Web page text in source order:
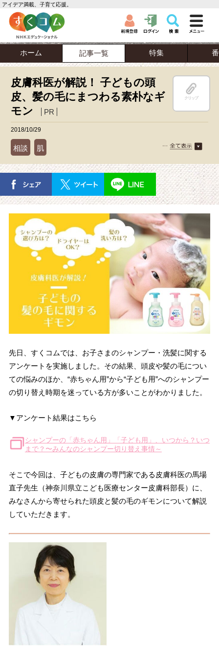
アイデア満載、子育て応援。
ホーム 記事一覧 特集
皮膚科医が解説！ 子どもの頭
皮、髪の毛にまつわる素朴なギ
モン
PR
クリップ
2018/10/29
相談 肌
先日、すくコムでは、お子さまのシャンプー・洗髪に関する
アンケートを実施しました。その結果、頭皮や髪の毛につい
ての悩みのほか、“赤ちゃん用”から“子ども用”へのシャンプー
の切り替え時期を迷っている方が多いことがわかりました。
▼アンケート結果はこちら
シャンプーの「赤ちゃん用」「子ども用」、いつから？いつ
まで？〜みんなのシャンプー切り替え事情～
そこで今回は、子どもの皮膚の専門家である皮膚科医の馬場
直子先生（神奈川県立こども医療センター皮膚科部長）に、
みなさんから寄せられた頭皮と髪の毛のギモンについて解説
していただきます。